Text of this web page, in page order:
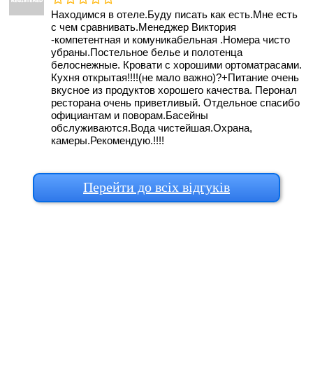
Находимся в отеле.Буду писать как есть.Мне есть
с чем сравнивать.Менеджер Виктория
-компетентная и комуникабельная .Номера чисто
убраны.Постельное белье и полотенца
белоснежные. Кровати с хорошими ортоматрасами.
Кухня открытая!!!!(не мало важно)?+Питание очень
вкусное из продуктов хорошего качества. Перонал
ресторана очень приветливый. Отдельное спасибо
официантам и поворам.Басейны
обслуживаются.Вода чистейшая.Охрана,
камеры.Рекомендую.!!!!
Перейти до всіх відгуків